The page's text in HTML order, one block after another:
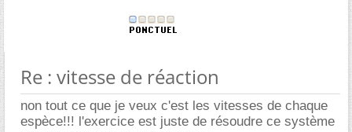
Re : vitesse de réaction
non tout ce que je veux c'est les vitesses de chaque
espèce!!! l'exercice est juste de résoudre ce système